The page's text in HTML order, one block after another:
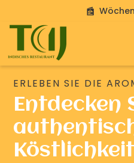
ERLEBEN SIE DIE
Entdecken